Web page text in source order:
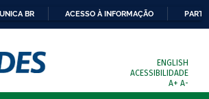
BR ACESSO À INFORMAÇÃO
ENGLISH
ACESSIBILIDADE
A+ A-